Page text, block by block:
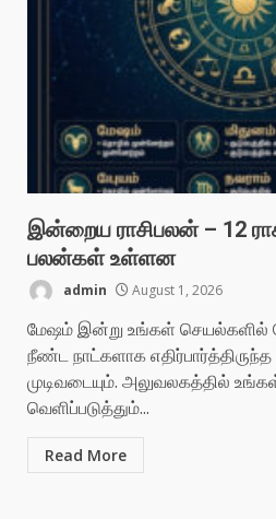
இன்றைய ராசிபலன் – 12
பலன்கள் உள்ளன
admin August 1, 2026
மேஷம் இன்று உங்கள் செயல்களில்
நீண்ட நாட்களாக
முடிவடையும். அலுவலகத்தில்
வெளிப்படுத்தும்...
Read More